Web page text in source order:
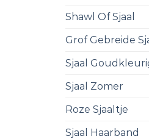
Shawl Of Sjaal
Grof Gebreide
Sjaal
Sjaal Zomer
Roze Sjaaltje
Sjaal Haarband